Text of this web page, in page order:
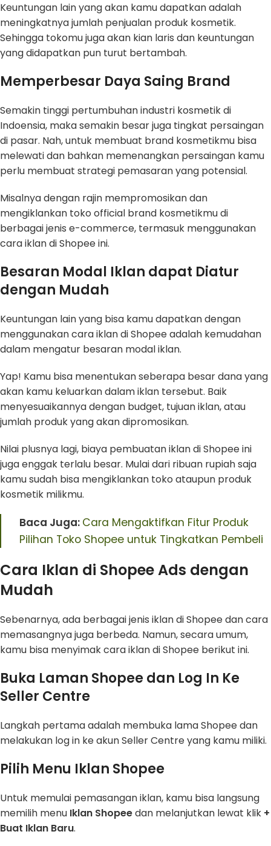
Keuntungan lain yang akan kamu dapatkan adalah
meningkatnya jumlah penjualan produk kosmetik.
Sehingga tokomu juga akan kian laris dan keuntungan
yang didapatkan pun turut bertambah.
Memperbesar Daya Saing Brand
Semakin tinggi pertumbuhan industri kosmetik di
Indoensia, maka semakin besar juga tingkat persaingan
di pasar. Nah, untuk membuat brand kosmetikmu bisa
melewati dan bahkan memenangkan persaingan kamu
perlu membuat strategi pemasaran yang potensial.
Misalnya dengan rajin mempromosikan dan
mengiklankan toko official brand kosmetikmu di
berbagai jenis e-commerce, termasuk menggunakan
cara iklan di Shopee ini.
Besaran Modal Iklan dapat Diatur
dengan Mudah
Keuntungan lain yang bisa kamu dapatkan dengan
menggunakan cara iklan di Shopee adalah kemudahan
dalam mengatur besaran modal iklan.
Yap! Kamu bisa menentukan seberapa besar dana yang
akan kamu keluarkan dalam iklan tersebut. Baik
menyesuaikannya dengan budget, tujuan iklan, atau
jumlah produk yang akan dipromosikan.
Nilai plusnya lagi, biaya pembuatan iklan di Shopee ini
juga enggak terlalu besar. Mulai dari ribuan rupiah saja
kamu sudah bisa mengiklankan toko ataupun produk
kosmetik milikmu.
Baca Juga: Cara Mengaktifkan Fitur Produk
Pilihan Toko Shopee untuk Tingkatkan Pembeli
Cara Iklan di Shopee Ads dengan
Mudah
Sebenarnya, ada berbagai jenis iklan di Shopee dan cara
memasangnya juga berbeda. Namun, secara umum,
kamu bisa menyimak cara iklan di Shopee berikut ini.
Buka Laman Shopee dan Log In Ke
Seller Centre
Langkah pertama adalah membuka lama Shopee dan
melakukan log in ke akun Seller Centre yang kamu miliki.
Pilih Menu Iklan Shopee
Untuk memulai pemasangan iklan, kamu bisa langsung
memilih menu Iklan Shopeedan melanjutkan lewat klik +
Buat Iklan Baru.